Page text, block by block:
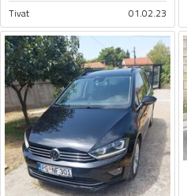
Tivat 01.02.23